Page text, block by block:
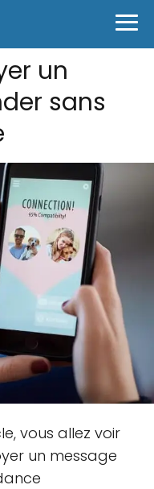
un
sans
vous allez voir
un message